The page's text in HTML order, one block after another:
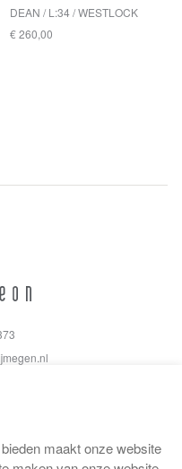
DEAN / L:34 / WESTLOCK
€ 260,00
maakt onze website